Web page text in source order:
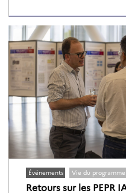
Événements Vie du programme
Retours sur les PEPR